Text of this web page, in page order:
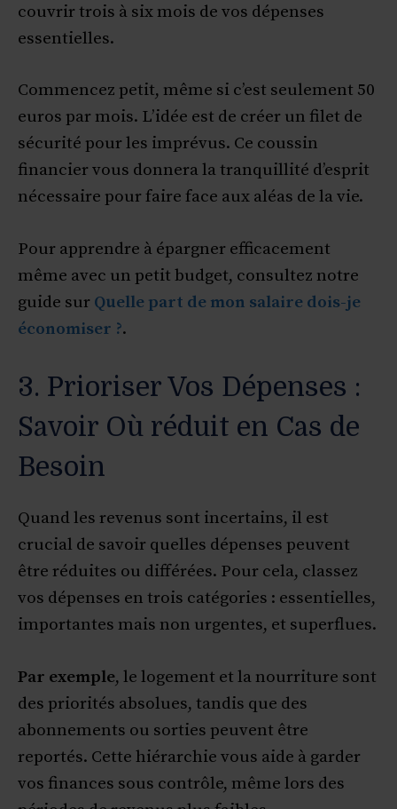
couvrir trois à six mois de vos dépenses
essentielles.
Commencez petit, même si c’est seulement 50
euros par mois. L’idée est de créer un filet de
sécurité pour les imprévus. Ce coussin
financier vous donnera la tranquillité d’esprit
nécessaire pour faire face aux aléas de la vie.
Pour apprendre à épargner efficacement
même avec un petit budget, consultez notre
guide sur Quelle part de mon salaire dois-je
économiser ?.
3. Prioriser Vos Dépenses :
Savoir Où réduit en Cas de
Besoin
Quand les revenus sont incertains, il est
crucial de savoir quelles dépenses peuvent
être réduites ou différées. Pour cela, classez
vos dépenses en trois catégories : essentielles,
importantes mais non urgentes, et superflues.
Par exemple, le logement et la nourriture sont
des priorités absolues, tandis que des
abonnements ou sorties peuvent être
reportés. Cette hiérarchie vous aide à garder
vos finances sous contrôle, même lors des